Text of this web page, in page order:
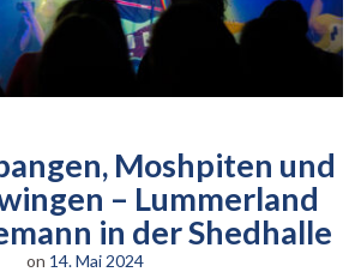
Moshpiten und
– Lummerland
in der Shedhalle
on 14. Mai 2024